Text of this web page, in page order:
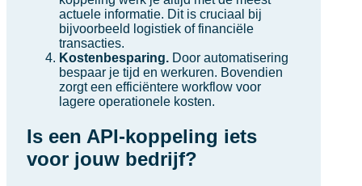
actuele informatie. Dit is cruciaal bij
bijvoorbeeld logistiek of financiële
transacties.
Kostenbesparing. Door automatisering
bespaar je tijd en werkuren. Bovendien
zorgt een efficiëntere workflow voor
lagere operationele kosten.
Is een API-koppeling iets
voor jouw bedrijf?